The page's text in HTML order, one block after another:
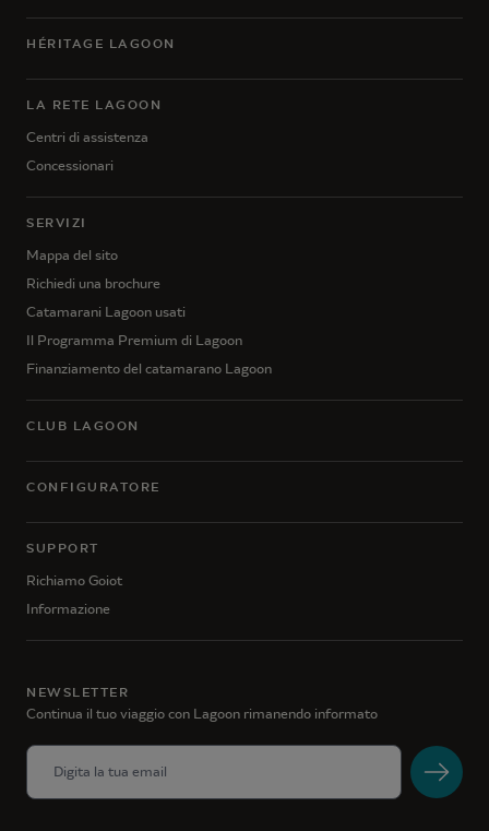
HÉRITAGE LAGOON
LA RETE LAGOON
Centri di assistenza
Concessionari
SERVIZI
Mappa del sito
Richiedi una brochure
Catamarani Lagoon usati
Il Programma Premium di Lagoon
Finanziamento del catamarano Lagoon
CLUB LAGOON
CONFIGURATORE
SUPPORT
Richiamo Goiot
Informazione
NEWSLETTER
Continua il tuo viaggio con Lagoon rimanendo informato